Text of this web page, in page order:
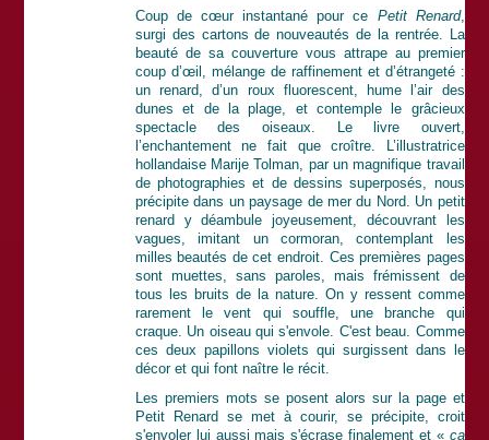
Coup de cœur instantané pour ce Petit Renard,
surgi des cartons de nouveautés de la rentrée. La
beauté de sa couverture vous attrape au premier
coup d’œil, mélange de raffinement et d’étrangeté :
un renard, d’un roux fluorescent, hume l’air des
dunes et de la plage, et contemple le grâcieux
spectacle des oiseaux. Le livre ouvert,
l’enchantement ne fait que croître. L’illustratrice
hollandaise Marije Tolman, par un magnifique travail
de photographies et de dessins superposés, nous
précipite dans un paysage de mer du Nord. Un petit
renard y déambule joyeusement, découvrant les
vagues, imitant un cormoran, contemplant les
milles beautés de cet endroit. Ces premières pages
sont muettes, sans paroles, mais frémissent de
tous les bruits de la nature. On y ressent comme
rarement le vent qui souffle, une branche qui
craque. Un oiseau qui s'envole. C'est beau. Comme
ces deux papillons violets qui surgissent dans le
décor et qui font naître le récit.
Les premiers mots se posent alors sur la page et
Petit Renard se met à courir, se précipite, croit
s'envoler lui aussi mais s'écrase finalement et « ça